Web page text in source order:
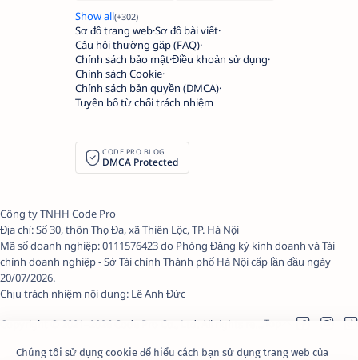
Sơ đồ trang webSơ đồ bài viết
Câu hỏi thường gặp (FAQ)
Chính sách bảo mậtĐiều khoản sử dụng
Chính sách Cookie
Chính sách bản quyền (DMCA)
Tuyên bố từ chối trách nhiệm
CODE PRO BLOG
DMCA Protected
Công ty TNHH Code Pro
Địa chỉ: Số 30, thôn Thọ Đa, xã Thiên Lộc, TP. Hà Nội
Mã số doanh nghiệp: 0111576423 do Phòng Đăng ký kinh doanh và Tài
chính doanh nghiệp - Sở Tài chính Thành phố Hà Nội cấp lần đầu ngày
20/07/2026.
Chịu trách nhiệm nội dung: Lê Anh Đức
Copyright © 2021– 2026 Code Pro Co., Ltd. All rights reserved.
Chúng tôi sử dụng cookie để hiểu cách bạn sử dụng trang web của